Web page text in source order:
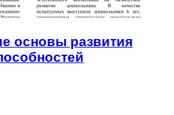
основы развития